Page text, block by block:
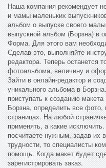
Наша компания рекомендует
и мамы маленьких
альбом о выпуске своего
выпускной альбом (Борзна) в
Форма. Для этого вам
Сделав это, выполняйте
редактора. Теперь останется
фотоальбома, величину и
Зайти в онлайн-редактор и
уникального альбома в
приступать к созданию
Борзна, определить все
страницах. На любой
применять, а какие
посчитаете нужным, задав их
трудности, то специалисты
помощь. Когда макет будет
зарегистрировать заказ.